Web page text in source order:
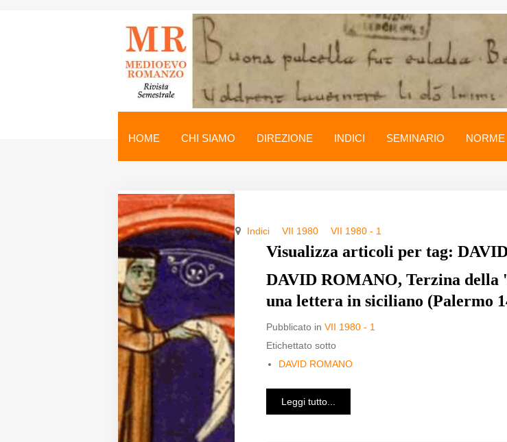
Medioevo Romanzo
direzione@medioevoromanzo.it
HOME CHI SIAMO DIREZIONE INDICI SEMINARIO NORME
Indici VII 1980 VII 1980 - 1
Visualizza articoli per tag:
DAVID ROMANO, Terzina della
una lettera in siciliano (Palermo
Pubblicato in VII 1980 - 1
Etichettato sotto
DAVID ROMANO
Leggi tutto...